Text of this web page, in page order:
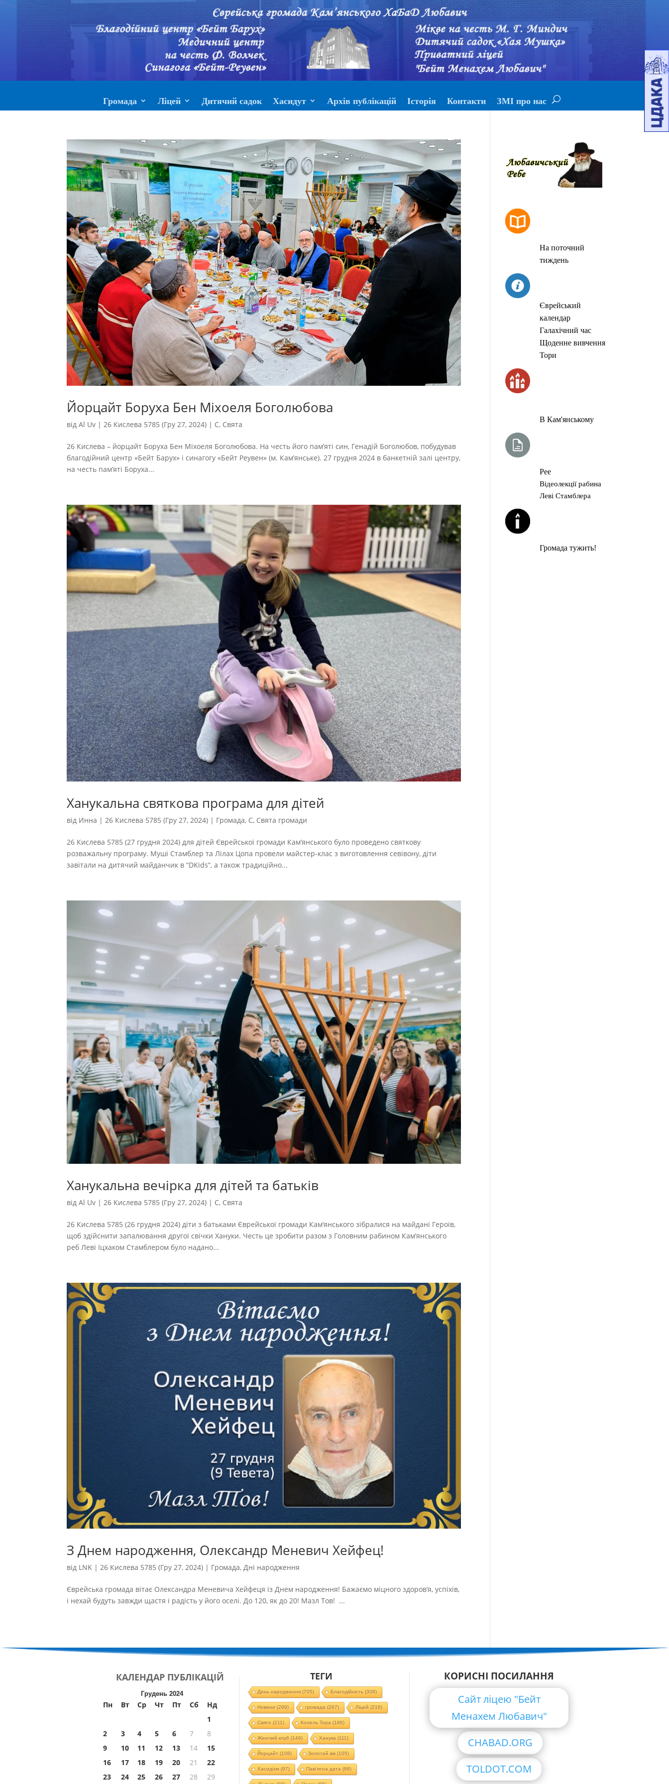
Громада Ліцей Дитячий садок Хасидут Архів публікацій Історія Контакти ЗМІ про нас
Йорцайт Боруха Бен Міхоеля Боголюбова
відAl Uv | 26 Кислева 5785 (Гру 27, 2024) | С, Свята
26 Кислева – йорцайт Боруха Бен Міхоеля Боголюбова. На честь його пам’яті син, Генадій Боголюбов, побудував
благодійний центр «Бейт Барух» і синагогу «Бейт Реувен» (м. Кам’янське). 27 грудня 2024 в банкетній залі центру,
на честь пам’яті Боруха...
Ханукальна святкова програма для дітей
від Инна |26 Кислева 5785 (Гру 27, 2024) | Громада, С, Свята громади
26 Кислева 5785 (27 грудня 2024) для дітей Єврейської громади Кам’янського було проведено святкову
розважальну програму. Муші Стамблер та Лілах Цопа провели майстер-клас з виготовлення севівону, діти
завітали на дитячий майданчик в “DKids”, а також традиційно...
Ханукальна вечірка для дітей та батьків
відAl Uv | 26 Кислева 5785 (Гру 27, 2024) | С, Свята
26 Кислева 5785 (26 грудня 2024) діти з батьками Єврейської громади Кам’янського зібралися на майдані Героїв,
щоб здійснити запалювання другої свічки Хануки. Честь це зробити разом з Головним рабином Кам’янського
реб Леві Іцхаком Стамблером було надано...
З Днем народження, Олександр Меневич Хейфец!
від LNK |26 Кислева 5785 (Гру 27, 2024) | Громада,Дні народження
Єврейська громада вітає Олександра Меневича Хейфеця із Днем народження! Бажаємо міцного здоров’я, успіхів,
і нехай будуть завжди щастя і радість у його оселі. До 120, як до 20! Мазл Тов! ...
На поточний
тиждень
Єврейський
календар
Галахічний час
Щоденне вивчення
Тори
В Кам'янському
Рее
Відеолекції рабина
Леві Стамблера
Громада тужить!
КАЛЕНДАР ПУБЛІКАЦІЙ
Грудень 2024
Пн Вт Ср Чт Пт Сб
Нд
1
2
3 4 5 6 7
8
9
10 11 12 13 14
15
16
17 18 19 20 21
22
23
24 25 26 27 28 29
ТЕГИ
День народження(705) Благодійність (308)
Новини (299) громада (267) Ліцей (216)
Свято (211) Колель Тора (188)
Жіночий клуб (149) Ханука (111)
Йорцайт (108) Золотий вік(105)
Хасидізм (97) Пам'ятна дата (88)
КОРИСНІ ПОСИЛАННЯ
Сайт ліцею "Бейт
Менахем Любавич"
CHABAD.ORG
TOLDOT.COM